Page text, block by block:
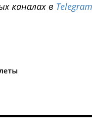
каналах в Telegram